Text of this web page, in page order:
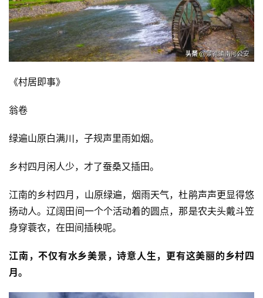
《村居即事》
翁卷
绿遍山原白满川，子规声里雨如烟。
乡村四月闲人少，才了蚕桑又插田。
江南的乡村四月，山原绿遍，烟雨天气，杜鹃声声更显得悠
扬动人。辽阔田间一个个活动着的圆点，那是农夫头戴斗笠
身穿蓑衣，在田间插秧呢。
江南，不仅有水乡美景，诗意人生，更有这美丽的乡村四
月。